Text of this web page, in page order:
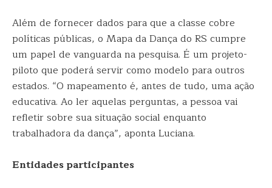
Além de fornecer dados para que a classe cobre
políticas públicas, o Mapa da Dança do RS cumpre
um papel de vanguarda na pesquisa. É um projeto-
piloto que poderá servir como modelo para outros
estados. “O mapeamento é, antes de tudo, uma ação
educativa. Ao ler aquelas perguntas, a pessoa vai
refletir sobre sua situação social enquanto
trabalhadora da dança”, aponta Luciana.
Entidades participantes